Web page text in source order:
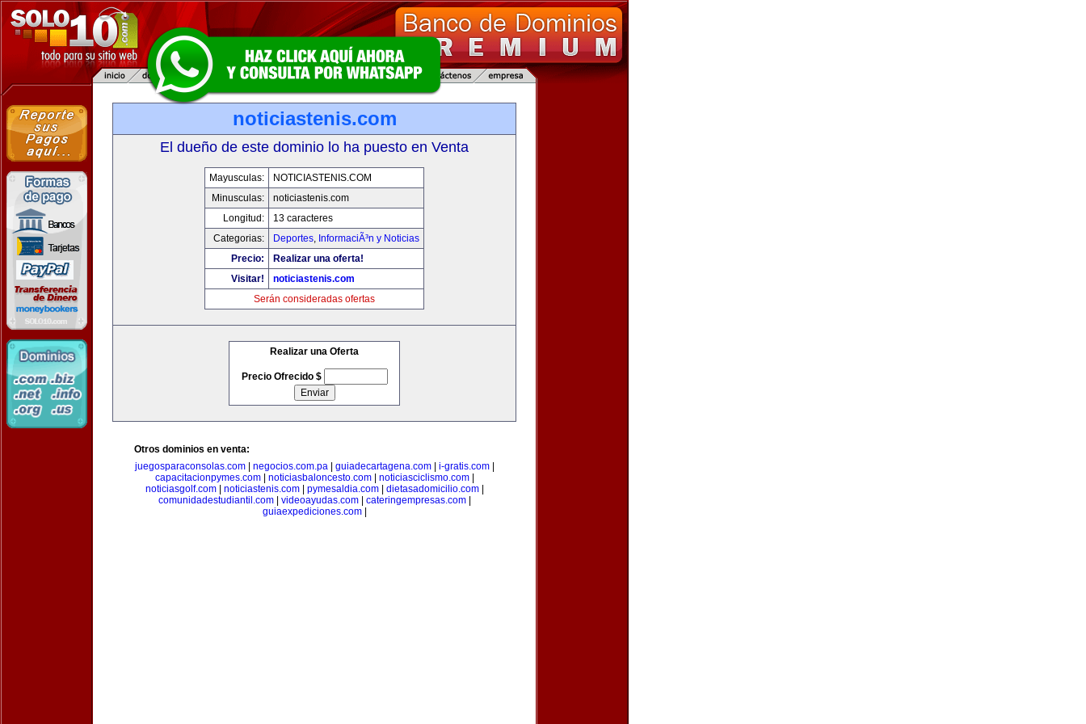
noticiastenis.com
El dueño de este dominio lo ha puesto en Venta
Mayusculas:
NOTICIASTENIS.COM
Minusculas:
noticiastenis.com
Longitud:
13 caracteres
Categorias:
Deportes, InformaciÃ³n y Noticias
Precio:
Realizar una oferta!
Visitar!
noticiastenis.com
Serán consideradas ofertas
Realizar una Oferta
Precio Ofrecido $
Otros dominios en venta:
juegosparaconsolas.com| negocios.com.pa| guiadecartagena.com| i-gratis.com|
capacitacionpymes.com| noticiasbaloncesto.com| noticiasciclismo.com|
noticiasgolf.com| noticiastenis.com| pymesaldia.com| dietasadomicilio.com|
comunidadestudiantil.com| videoayudas.com| cateringempresas.com|
guiaexpediciones.com|